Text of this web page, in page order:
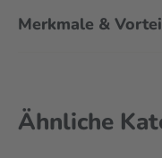
Merkmale &
Ähnliche